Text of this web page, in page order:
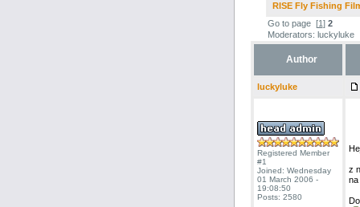
RISE Fly Fishing
Go to page [1] 2
Moderators: luckyluke
Author
luckyluke
Registered Member
#1
Joined: Wednesday
01 March 2006 -
19:08:50
Posts: 2580
z